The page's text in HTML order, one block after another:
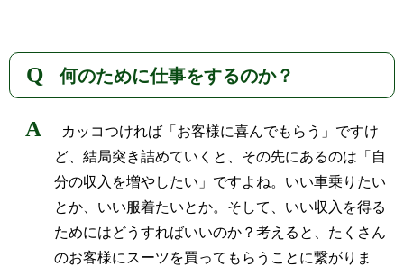
何のために仕事をするのか？
カッコつければ「お客様に喜んでもらう」ですけ
ど、結局突き詰めていくと、その先にあるのは「自
分の収入を増やしたい」ですよね。いい車乗りたい
とか、いい服着たいとか。そして、いい収入を得る
ためにはどうすればいいのか？考えると、たくさん
のお客様にスーツを買ってもらうことに繋がりま